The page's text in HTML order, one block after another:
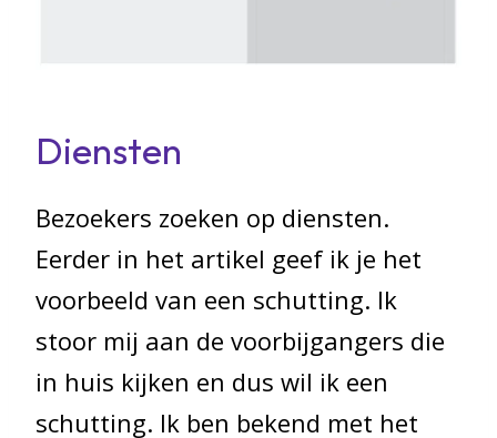
Diensten
Bezoekers zoeken op diensten.
Eerder in het artikel geef ik je het
voorbeeld van een schutting. Ik
stoor mij aan de voorbijgangers die
in huis kijken en dus wil ik een
schutting. Ik ben bekend met het